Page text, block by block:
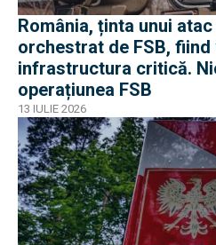
România, ținta unui
orchestrat de FSB, fiind
infrastructura critică.
operațiunea FSB
13 IULIE 2026